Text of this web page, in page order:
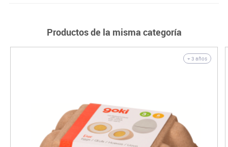
Productos de la misma categoría
+ 3 años